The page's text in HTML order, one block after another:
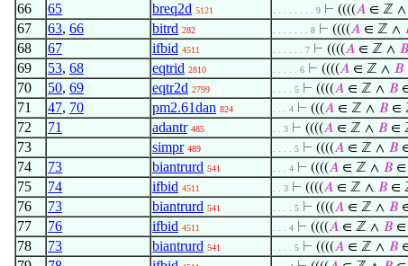
66 65 breq2d 5121 . . . . . . . . 9 ⊢ ((((𝐴 ∈ ℤ ∧
67 63, 66 bitrd 282 . . . . . . . 8 ⊢ ((((𝐴 ∈ ℤ ∧
68 67 ifbid 4511 . . . . . . 7 ⊢ ((((𝐴 ∈ ℤ ∧ 𝐵
69 53, 68 eqtrid 2810 . . . . . 6 ⊢ ((((𝐴 ∈ ℤ ∧ 𝐵
70 50, 69 eqtr2d 2799 . . . . 5 ⊢ ((((𝐴 ∈ ℤ ∧ 𝐵
71 47, 70 pm2.61dan 824 . . . 4 ⊢ (((𝐴 ∈ ℤ ∧ 𝐵 ∈
72 71 adantr 485 . . 3 ⊢ ((((𝐴 ∈ ℤ ∧ 𝐵 ∈
73 simpr 489 . . . . 5 ⊢ ((((𝐴 ∈ ℤ ∧ 𝐵
74 73 biantrurd 541 . . . 4 ⊢ ((((𝐴 ∈ ℤ ∧ 𝐵
75 74 ifbid 4511 . . 3 ⊢ ((((𝐴 ∈ ℤ ∧ 𝐵 ∈
76 73 biantrurd 541 . . . . 5 ⊢ ((((𝐴 ∈ ℤ ∧ 𝐵
77 76 ifbid 4511 . . . 4 ⊢ ((((𝐴 ∈ ℤ ∧ 𝐵
78 73 biantrurd 541 . . . . 5 ⊢ ((((𝐴 ∈ ℤ ∧ 𝐵